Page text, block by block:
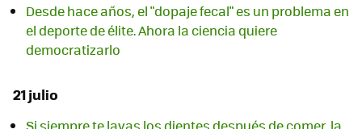
Desde hace años, el "dopaje fecal" es un problema en
el deporte de élite. Ahora la ciencia quiere
democratizarlo
21 julio